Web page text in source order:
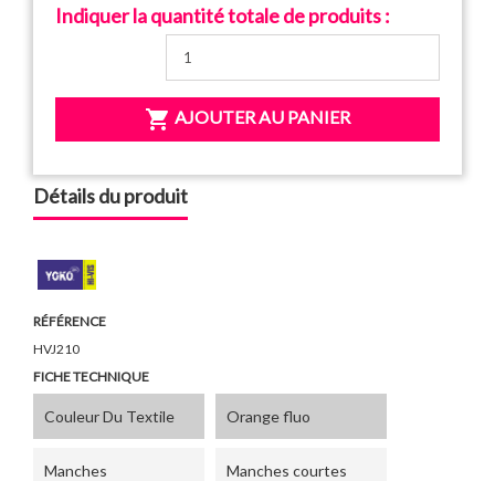
Indiquer la quantité totale de produits :
 AJOUTER AU PANIER
Détails du produit
RÉFÉRENCE
HVJ210
FICHE TECHNIQUE
Couleur Du Textile Orange fluo
Manches Manches courtes